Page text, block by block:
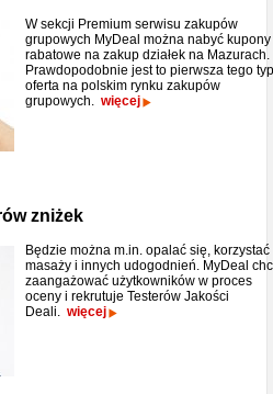
W sekcji Premium serwisu zakupów
grupowych MyDeal można nabyć kupony
rabatowe na zakup działek na Mazurach.
Prawdopodobnie jest to pierwsza tego
oferta na polskim rynku zakupów
grupowych. więcej
zniżek
Będzie można m.in. opalać się, korzystać
masaży i innych udogodnień. MyDeal
zaangażować użytkowników w proces
oceny i rekrutuje Testerów Jakości
Deali. więcej